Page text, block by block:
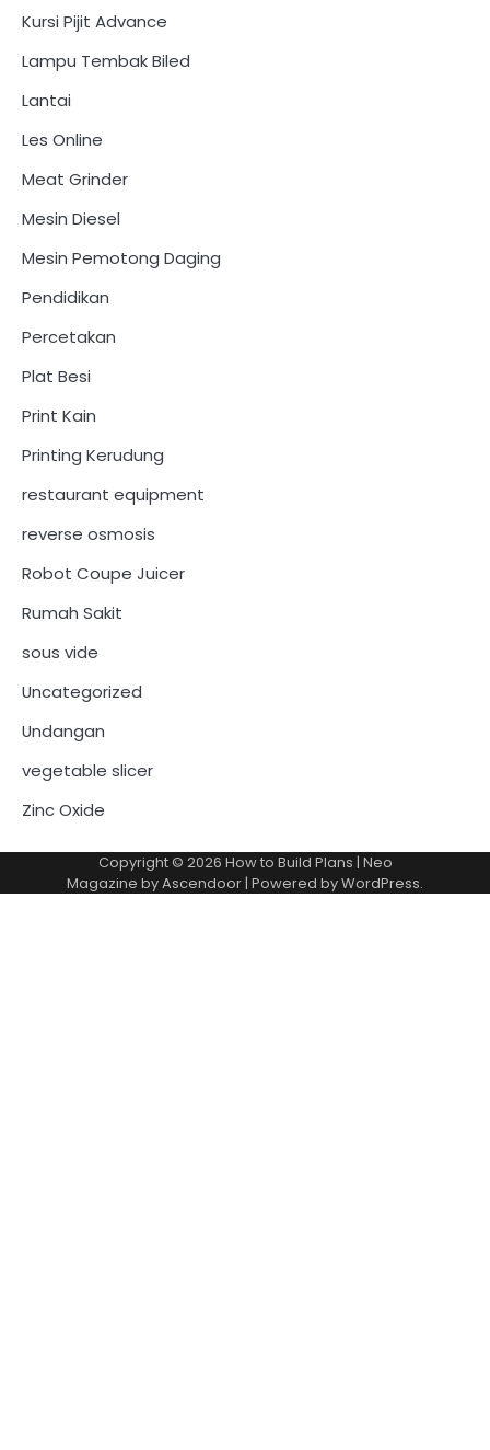
Kursi Pijit Advance
Lampu Tembak Biled
Lantai
Les Online
Meat Grinder
Mesin Diesel
Mesin Pemotong Daging
Pendidikan
Percetakan
Plat Besi
Print Kain
Printing Kerudung
restaurant equipment
reverse osmosis
Robot Coupe Juicer
Rumah Sakit
sous vide
Uncategorized
Undangan
vegetable slicer
Zinc Oxide
Copyright © 2026 How to Build Plans | Neo
Magazine byAscendoor| Powered byWordPress.